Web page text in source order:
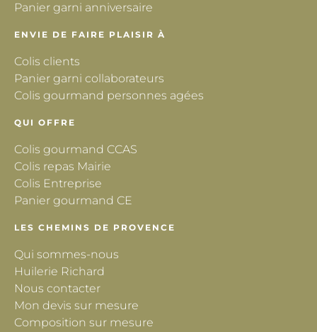
Panier garni anniversaire
ENVIE DE FAIRE PLAISIR À
Colis clients
Panier garni collaborateurs
Colis gourmand personnes agées
QUI OFFRE
Colis gourmand CCAS
Colis repas Mairie
Colis Entreprise
Panier gourmand CE
LES CHEMINS DE PROVENCE
Qui sommes-nous
Huilerie Richard
Nous contacter
Mon devis sur mesure
Composition sur mesure